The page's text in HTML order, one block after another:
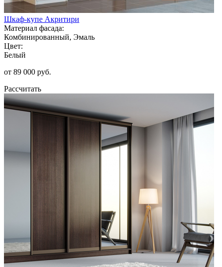
Шкаф-купе Акритири
Материал фасада:
Комбинированный, Эмаль
Цвет:
Белый
от 89 000 руб.
Рассчитать